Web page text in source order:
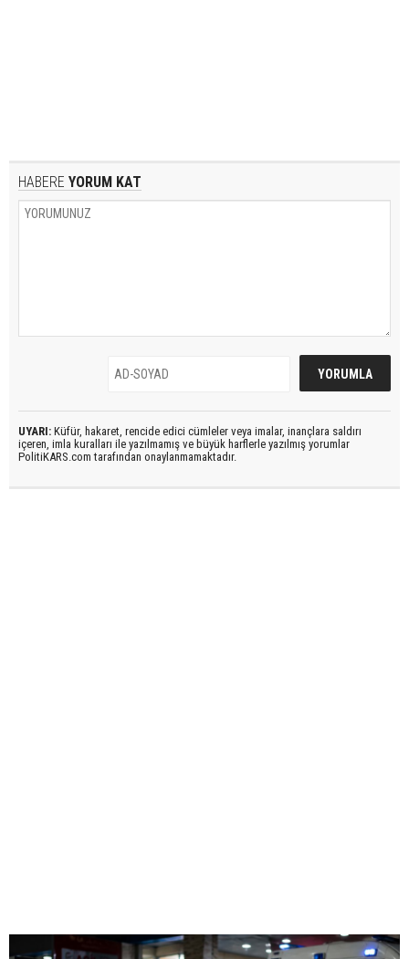
HABERE YORUM KAT
UYARI: Küfür, hakaret, rencide edici cümleler veya imalar, inançlara saldırı
içeren, imla kuralları ile yazılmamış ve büyük harflerle yazılmış yorumlar
PolitiKARS.com tarafından onaylanmamaktadır.